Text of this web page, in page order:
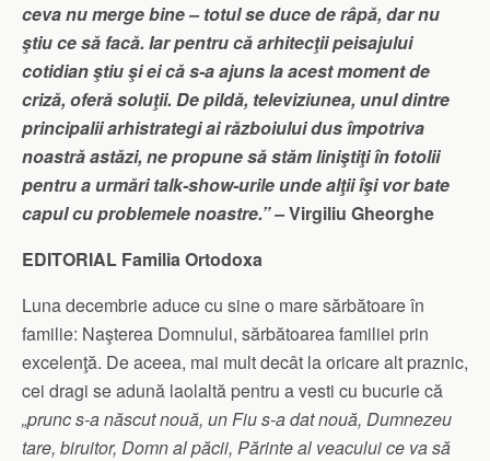
ceva nu merge bine – totul se duce de râpă, dar nu
ştiu ce să facă. Iar pentru că arhitecţii peisajului
cotidian ştiu şi ei că s-a ajuns la acest moment de
criză, oferă soluţii. De pildă, televiziunea, unul dintre
principalii arhistrategi ai războiului dus împotriva
noastră astăzi, ne propune să stăm liniştiţi în fotolii
pentru a urmări talk-show-urile unde alţii îşi vor bate
capul cu problemele noastre.” –Virgiliu Gheorghe
EDITORIAL Familia Ortodoxa
Luna decembrie aduce cu sine o mare sărbătoare în
familie: Naşterea Domnului, sărbătoarea familiei prin
excelenţă. De aceea, mai mult decât la oricare alt praznic,
cei dragi se adună laolaltă pentru a vesti cu bucurie că
„prunc s-a născut nouă, un Fiu s-a dat nouă, Dumnezeu
tare, biruitor, Domn al păcii, Părinte al veacului ce va să